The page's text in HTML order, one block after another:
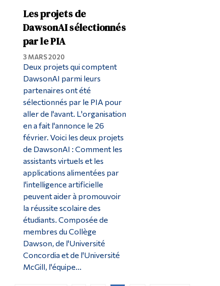
Les projets de
DawsonAI sélectionnés
par le PIA
3 MARS 2020
Deux projets qui comptent
DawsonAI parmi leurs
partenaires ont été
sélectionnés par le PIA pour
aller de l'avant. L'organisation
en a fait l'annonce le 26
février. Voici les deux projets
de DawsonAI : Comment les
assistants virtuels et les
applications alimentées par
l'intelligence artificielle
peuvent aider à promouvoir
la réussite scolaire des
étudiants. Composée de
membres du Collège
Dawson, de l'Université
Concordia et de l'Université
McGill, l'équipe...